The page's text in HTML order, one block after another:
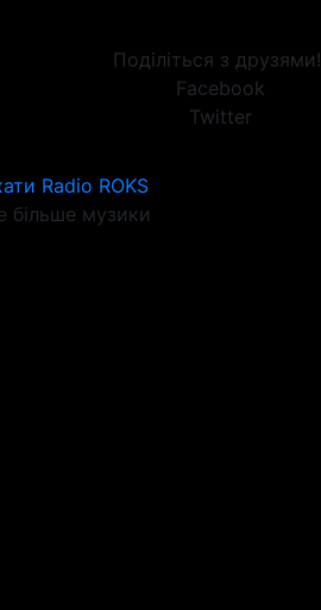
Поділіться з друзями!
Facebook
Twitter
Radio ROKS
більше музики